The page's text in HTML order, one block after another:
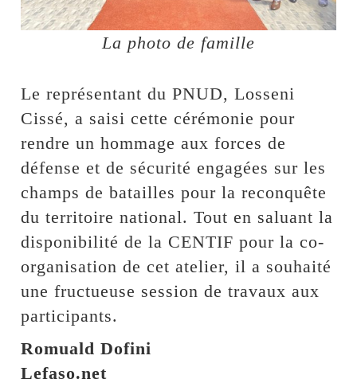
La photo de famille
Le représentant du PNUD, Losseni
Cissé, a saisi cette cérémonie pour
rendre un hommage aux forces de
défense et de sécurité engagées sur les
champs de batailles pour la reconquête
du territoire national. Tout en saluant la
disponibilité de la CENTIF pour la co-
organisation de cet atelier, il a souhaité
une fructueuse session de travaux aux
participants.
Romuald Dofini
Lefaso.net